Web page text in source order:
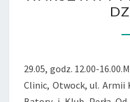
29.05, godz. 12.00-
Clinic, Otwock, ul. Armii